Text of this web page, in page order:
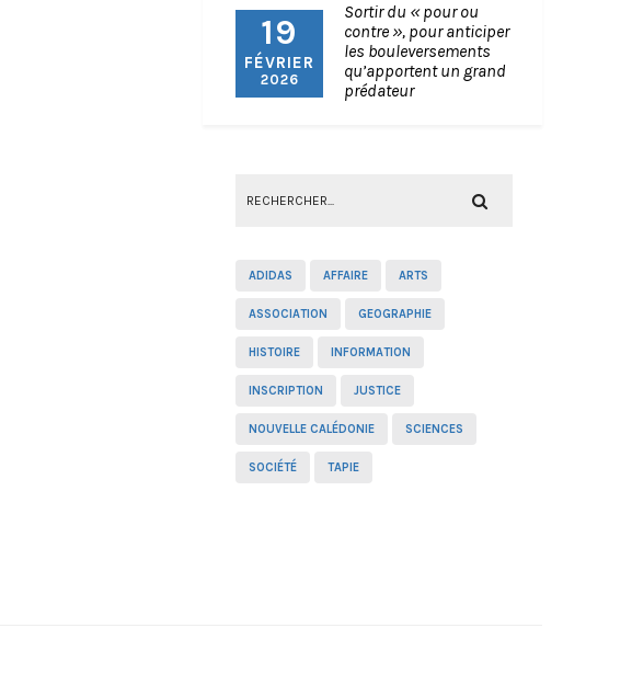
19
FÉVRIER
2026
Sortir du « pour ou
contre », pour anticiper
les bouleversements
qu’apportent un grand
prédateur
ADIDAS AFFAIRE ARTS
ASSOCIATION GEOGRAPHIE
HISTOIRE INFORMATION
INSCRIPTION JUSTICE
NOUVELLE CALÉDONIE SCIENCES
SOCIÉTÉ TAPIE